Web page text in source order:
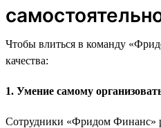
Чтобы влиться в команду
качества:
1. Умение самому
Сотрудники «Фридом Финанс»